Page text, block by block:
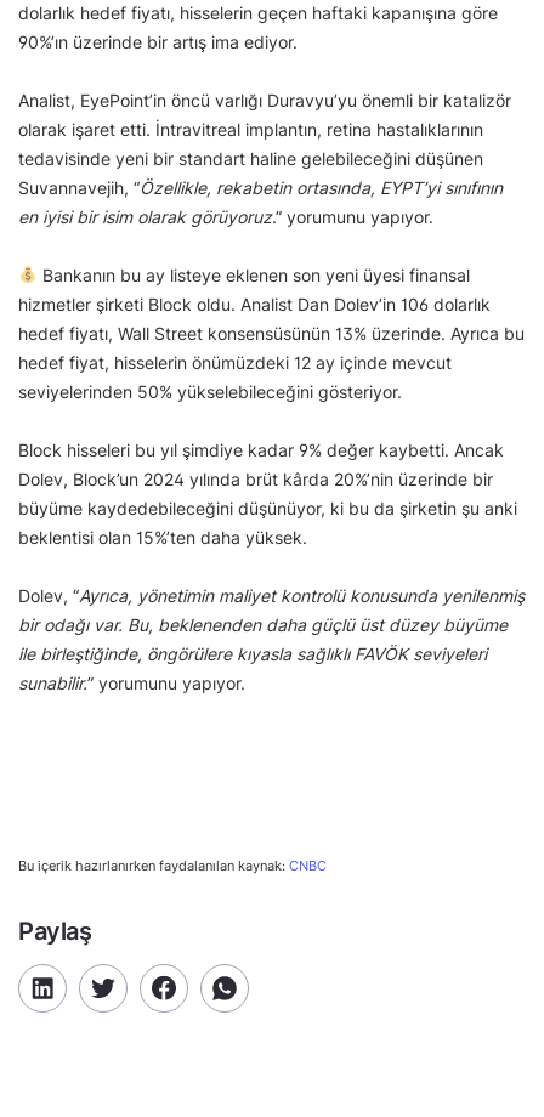
dolarlık hedef fiyatı, hisselerin geçen haftaki kapanışına göre
90%’ın üzerinde bir artış ima ediyor.
Analist, EyePoint’in öncü varlığı Duravyu’yu önemli bir katalizör
olarak işaret etti. İntravitreal implantın, retina hastalıklarının
tedavisinde yeni bir standart haline gelebileceğini düşünen
Suvannavejih, “Özellikle, rekabetin ortasında, EYPT’yi sınıfının
en iyisi bir isim olarak görüyoruz.” yorumunu yapıyor.
Bankanın bu ay listeye eklenen son yeni üyesi finansal
hizmetler şirketi Block oldu. Analist Dan Dolev’in 106 dolarlık
hedef fiyatı, Wall Street konsensüsünün 13% üzerinde. Ayrıca bu
hedef fiyat, hisselerin önümüzdeki 12 ay içinde mevcut
seviyelerinden 50% yükselebileceğini gösteriyor.
Block hisseleri bu yıl şimdiye kadar 9% değer kaybetti. Ancak
Dolev, Block’un 2024 yılında brüt kârda 20%’nin üzerinde bir
büyüme kaydedebileceğini düşünüyor, ki bu da şirketin şu anki
beklentisi olan 15%’ten daha yüksek.
Dolev, “Ayrıca, yönetimin maliyet kontrolü konusunda yenilenmiş
bir odağı var. Bu, beklenenden daha güçlü üst düzey büyüme
ile birleştiğinde, öngörülere kıyasla sağlıklı FAVÖK seviyeleri
sunabilir.” yorumunu yapıyor.
Bu içerik hazırlanırken faydalanılan kaynak: CNBC
Paylaş